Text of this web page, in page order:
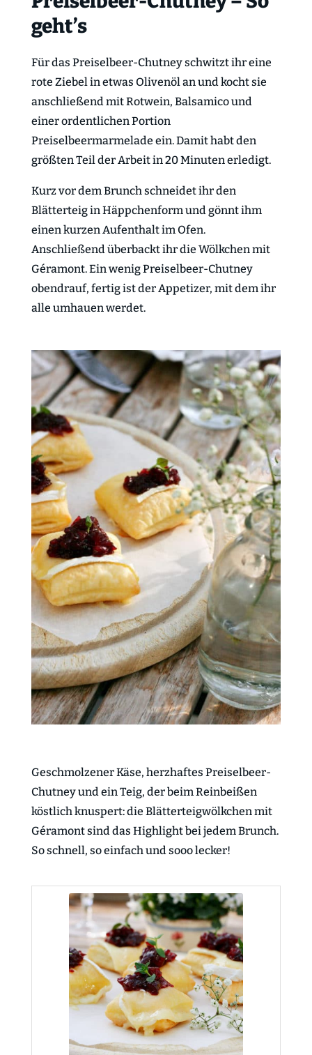
geht’s
Für das Preiselbeer-Chutney schwitzt ihr eine
rote Ziebel in etwas Olivenöl an und kocht sie
anschließend mit Rotwein, Balsamico und
einer ordentlichen Portion
Preiselbeermarmelade ein. Damit habt den
größten Teil der Arbeit in 20 Minuten erledigt.
Kurz vor dem Brunch schneidet ihr den
Blätterteig in Häppchenform und gönnt ihm
einen kurzen Aufenthalt im Ofen.
Anschließend überbackt ihr die Wölkchen mit
Géramont. Ein wenig Preiselbeer-Chutney
obendrauf, fertig ist der Appetizer, mit dem ihr
alle umhauen werdet.
Geschmolzener Käse, herzhaftes Preiselbeer-
Chutney und ein Teig, der beim Reinbeißen
köstlich knuspert: die Blätterteigwölkchen mit
Géramont sind das Highlight bei jedem Brunch.
So schnell, so einfach und sooo lecker!